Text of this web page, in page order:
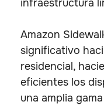
infraestructura
Amazon
significativo
residencial,
eficientes los
una amplia